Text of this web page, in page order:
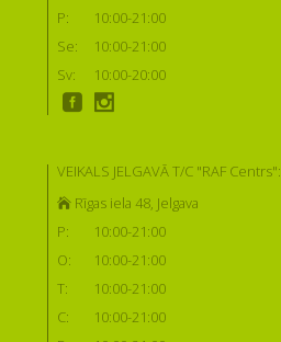
P:
10:00-21:00
Se:
10:00-21:00
Sv:
10:00-20:00
VEIKALS JELGAVĀ T/C "RAF Centrs":
Rīgas iela 48, Jelgava
P:
10:00-21:00
O:
10:00-21:00
T:
10:00-21:00
C:
10:00-21:00